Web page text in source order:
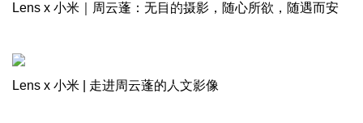
Lens x 小米｜周云蓬：无目的摄影，随心所欲，随遇而安
Lens x 小米 | 走进周云蓬的人文影像